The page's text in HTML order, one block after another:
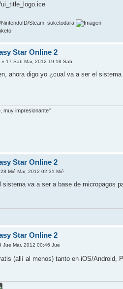
ui_title_logo.ice
Steam: suketodara
Star Online 2
» 17 Sab Mar, 2012 19:18 Sab
ahora digo yo ¿cual va a ser el
muy impresionante"
Star Online 2
Mié Mar, 2012 02:31 Mié
sistema va a ser a base de micropagos
Star Online 2
Jue Mar, 2012 00:46 Jue
(allí al menos) tanto en iOS/Android,